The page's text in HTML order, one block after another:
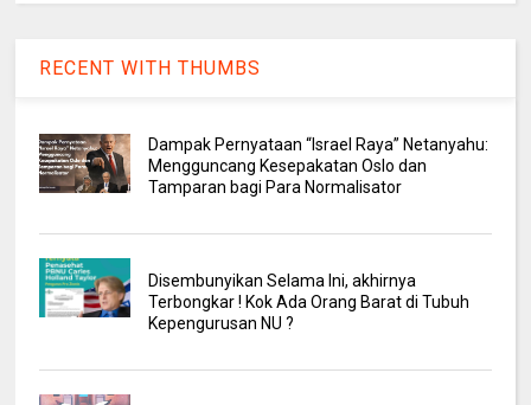
RECENT WITH THUMBS
Dampak Pernyataan “Israel Raya” Netanyahu:
Mengguncang Kesepakatan Oslo dan
Tamparan bagi Para Normalisator
Disembunyikan Selama Ini, akhirnya
Terbongkar ! Kok Ada Orang Barat di Tubuh
Kepengurusan NU ?